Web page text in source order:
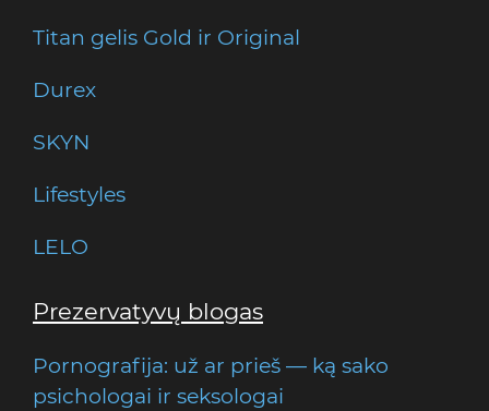
Titan gelis Gold ir Original
Durex
SKYN
Lifestyles
LELO
Prezervatyvų blogas
Pornografija: už ar prieš — ką sako
psichologai ir seksologai